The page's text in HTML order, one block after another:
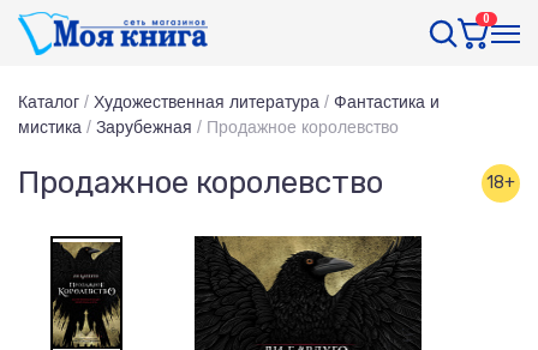
0
Каталог / Художественная литература / Фантастика и
мистика / Зарубежная / Продажное королевство
Продажное королевство 18+